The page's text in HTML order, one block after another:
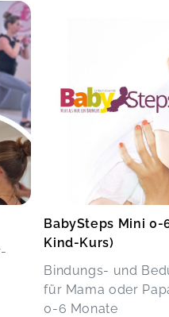
BabySteps Mini
Kind-Kurs)
Bindungs- und
für Mama oder
0-6 Monate